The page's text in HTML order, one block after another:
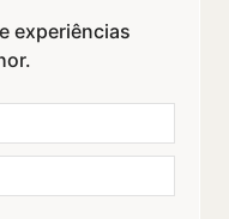
experiências